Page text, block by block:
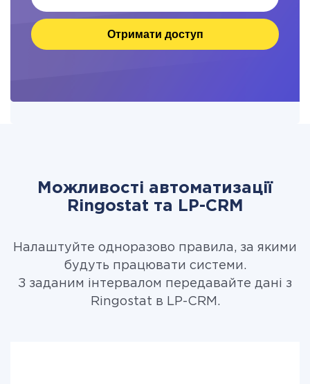
Отримати доступ
Можливості автоматизації
Ringostat та LP-CRM
Налаштуйте одноразово правила, за якими
будуть працювати системи.
З заданим інтервалом передавайте дані з
Ringostat в LP-CRM.